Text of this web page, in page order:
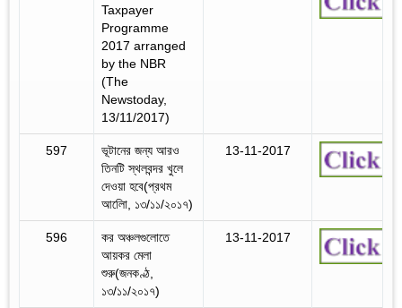
Taxpayer
Programme
2017 arranged
by the NBR
(The
Newstoday,
13/11/2017)
597
ভূটানের জন্য আরও
তিনটি স্থলবন্দর খুলে
দেওয়া হবে(প্রথম
আলোি, ১৩/১১/২০১৭)
13-11-2017
596
কর অঞ্চলগুলোতে
আয়কর মেলা
শুরু(জনকণ্ঠ,
১৩/১১/২০১৭)
13-11-2017